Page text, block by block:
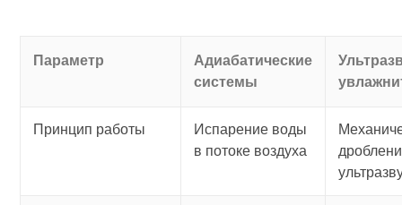
Параметр
Адиабатические
системы
Принцип работы
Испарение воды
в потоке воздуха